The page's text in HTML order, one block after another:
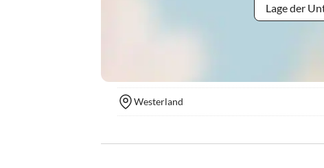
Lage der
Westerland